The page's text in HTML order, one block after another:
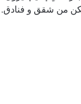
من شقق و فنادق.